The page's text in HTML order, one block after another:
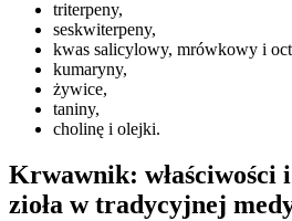
triterpeny,
seskwiterpeny,
kwas salicylowy, mrówkowy i
kumaryny,
żywice,
taniny,
cholinę i olejki.
Krwawnik: właściwości
zioła w tradycyjnej